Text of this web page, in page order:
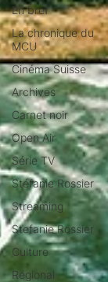
En bref
La chronique du
MCU
Cinéma Suisse
Archives
Carnet noir
Open Air
Série TV
Stéfanie Rossier
Streaming
Stefanie Rossier
Culture
Régional